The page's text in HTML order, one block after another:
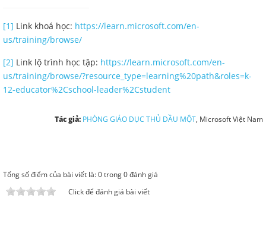
[1] Link khoá học: https://learn.microsoft.com/en-
us/training/browse/
[2] Link lộ trình học tập: https://learn.microsoft.com/en-
us/training/browse/?resource_type=learning%20path&roles=k-
12-educator%2Cschool-leader%2Cstudent
Tác giả: PHÒNG GIÁO DỤC THỦ DẦU MỘT, Microsoft Việt Nam
Tổng số điểm của bài viết là: 0 trong 0 đánh giá
Click để đánh giá bài viết